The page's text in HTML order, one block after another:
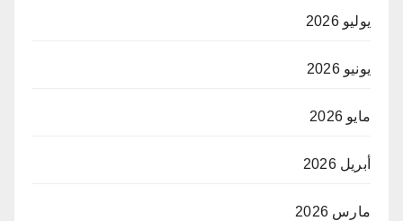
يوليو 2026
يونيو 2026
مايو 2026
أبريل 2026
مارس 2026